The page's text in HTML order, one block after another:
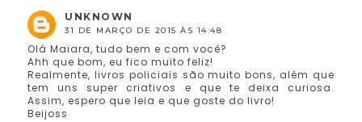
UNKNOWN
31 DE MARÇO DE 2015 ÀS 14:48
Olá Maiara, tudo bem e com você?
Ahh que bom, eu fico muito feliz!
Realmente, livros policiais são muito bons, além que
tem uns super criativos e que te deixa curiosa.
Assim, espero que leia e que goste do livro!
Beijoss